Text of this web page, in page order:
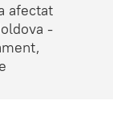
afectat
-